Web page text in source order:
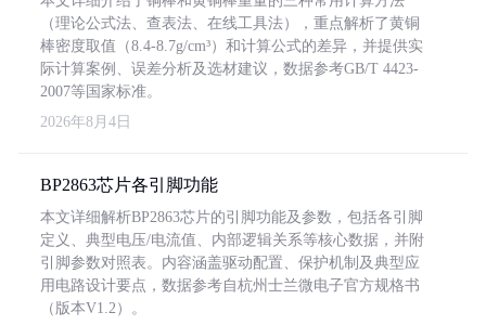
（理论公式法、查表法、在线工具法），重点解析了黄铜
棒密度取值（8.4-8.7g/cm³）和计算公式的差异，并提供实
际计算案例、误差分析及选材建议，数据参考GB/T 4423-
2007等国家标准。
2026年8月4日
BP2863芯片各引脚功能
本文详细解析BP2863芯片的引脚功能及参数，包括各引脚
定义、典型电压/电流值、内部逻辑关系等核心数据，并附
引脚参数对照表。内容涵盖驱动配置、保护机制及典型应
用电路设计要点，数据参考自杭州士兰微电子官方规格书
（版本V1.2）。